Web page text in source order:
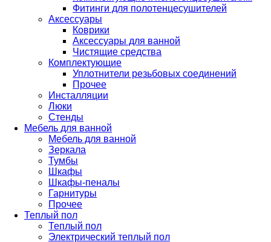
Фитинги для полотенцесушителей
Аксессуары
Коврики
Аксессуары для ванной
Чистящие средства
Комплектующие
Уплотнители резьбовых соединений
Прочее
Инсталляции
Люки
Стенды
Мебель для ванной
Мебель для ванной
Зеркала
Тумбы
Шкафы
Шкафы-пеналы
Гарнитуры
Прочее
Теплый пол
Теплый пол
Электрический теплый пол